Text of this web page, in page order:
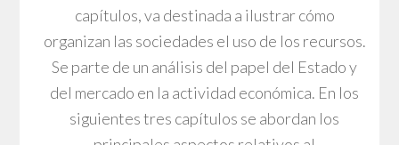
capítulos, va destinada a ilustrar cómo
organizan las sociedades el uso de los recursos.
Se parte de un análisis del papel del Estado y
del mercado en la actividad económica. En los
siguientes tres capítulos se abordan los